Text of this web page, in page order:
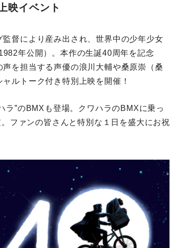
映イベント
督により産み出され、世界中の少年少女
年公開）。本作の生誕40周年を記念
を担当する声優の浪川大輔や桑原崇（桑
ルトーク付き特別上映を開催！
ラ”のBMXも登場。クワハラのBMXに乗っ
ファンの皆さんと特別な１日を盛大にお祝